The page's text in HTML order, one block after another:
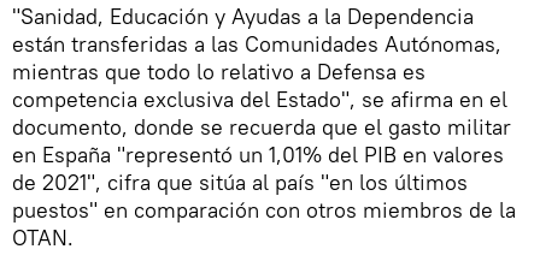
"Sanidad, Educación y Ayudas a la Dependencia
están transferidas a las Comunidades Autónomas,
mientras que todo lo relativo a Defensa es
competencia exclusiva del Estado", se afirma en el
documento, donde se recuerda que el gasto militar
en España "representó un 1,01% del PIB en valores
de 2021", cifra que sitúa al país "en los últimos
puestos" en comparación con otros miembros de la
OTAN.